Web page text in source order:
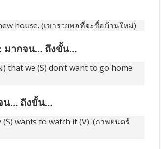
house. (เขารวยพอที่จะซื้อบ้านใหม่)
มากจน… ถึงขั้น…
that we (S) don’t want to go home
จน… ถึงขั้น…
wants to watch it (V). (ภาพยนตร์